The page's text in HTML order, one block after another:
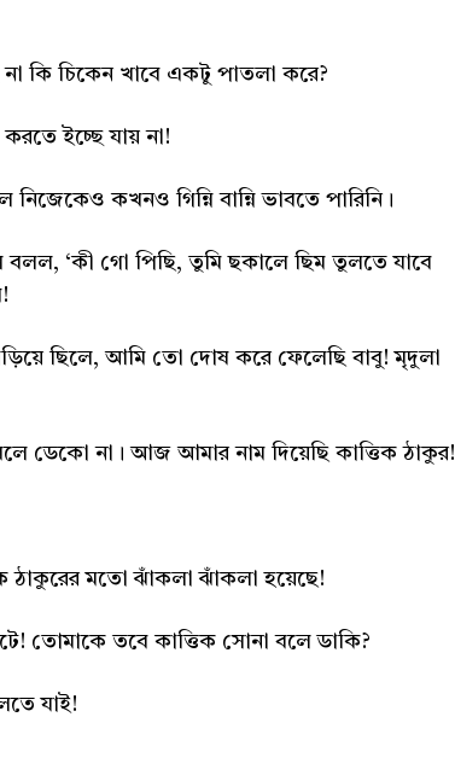
কি চিকেন খাবে একটু পাতলা করে?
ইচ্ছে যায় না!
কখনও গিন্নি বান্নি ভাবতে পারিনি।
বলল, ‘কী গো পিছি, তুমি ছকালে ছিম তুলতে যাবে
ছিলে, আমি তো দোষ করে ফেলেছি বাবু! মৃদুলা
না। আজ আমার নাম দিয়েছি কাত্তিক ঠাকুর!
মতো ঝাঁকলা ঝাঁকলা হয়েছে!
তোমাকে তবে কাত্তিক সোনা বলে ডাকি?
যাই!